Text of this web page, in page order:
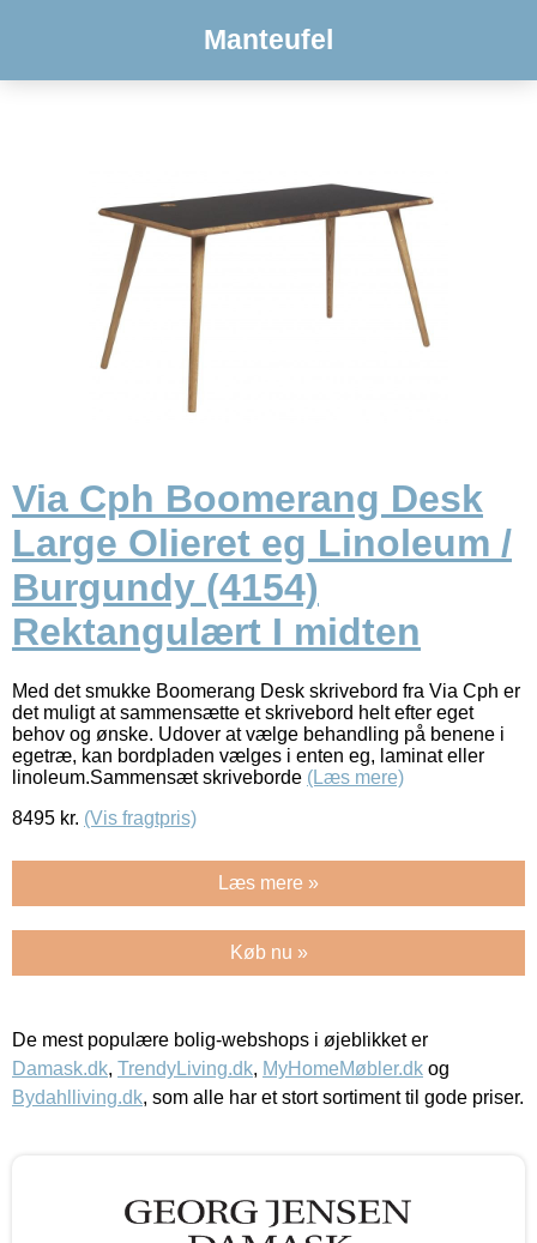
Manteufel
Via Cph Boomerang Desk
Large Olieret eg Linoleum /
Burgundy (4154)
Rektangulært I midten
Med det smukke Boomerang Desk skrivebord fra Via Cph er
det muligt at sammensætte et skrivebord helt efter eget
behov og ønske. Udover at vælge behandling på benene i
egetræ, kan bordpladen vælges i enten eg, laminat eller
linoleum.Sammensæt skriveborde (Læs mere)
8495 kr. (Vis fragtpris)
Læs mere »
Køb nu »
De mest populære bolig-webshops i øjeblikket er
Damask.dk, TrendyLiving.dk, MyHomeMøbler.dk og
Bydahlliving.dk, som alle har et stort sortiment til gode priser.